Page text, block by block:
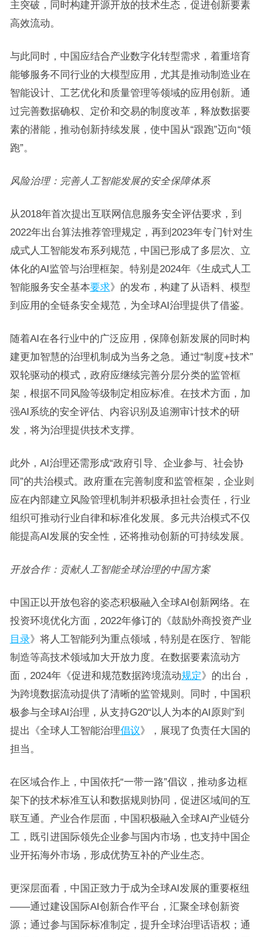
主突破，同时构建开源开放的技术生态，促进创新要素
高效流动。
与此同时，中国应结合产业数字化转型需求，着重培育
能够服务不同行业的大模型应用，尤其是推动制造业在
智能设计、工艺优化和质量管理等领域的应用创新。通
过完善数据确权、定价和交易的制度改革，释放数据要
素的潜能，推动创新持续发展，使中国从“跟跑”迈向“领
跑”。
风险治理：完善人工智能发展的安全保障体系
从2018年首次提出互联网信息服务安全评估要求，到
2022年出台算法推荐管理规定，再到2023年专门针对生
成式人工智能发布系列规范，中国已形成了多层次、立
体化的AI监管与治理框架。特别是2024年《生成式人工
智能服务安全基本要求》的发布，构建了从语料、模型
到应用的全链条安全规范，为全球AI治理提供了借鉴。
随着AI在各行业中的广泛应用，保障创新发展的同时构
建更加智慧的治理机制成为当务之急。通过“制度+技术”
双轮驱动的模式，政府应继续完善分层分类的监管框
架，根据不同风险等级制定相应标准。在技术方面，加
强AI系统的安全评估、内容识别及追溯审计技术的研
发，将为治理提供技术支撑。
此外，AI治理还需形成“政府引导、企业参与、社会协
同”的共治模式。政府重在完善制度和监管框架，企业则
应在内部建立风险管理机制并积极承担社会责任，行业
组织可推动行业自律和标准化发展。多元共治模式不仅
能提高AI发展的安全性，还将推动创新的可持续发展。
开放合作：贡献人工智能全球治理的中国方案
中国正以开放包容的姿态积极融入全球AI创新网络。在
投资环境优化方面，2022年修订的《鼓励外商投资产业
目录》将人工智能列为重点领域，特别是在医疗、智能
制造等高技术领域加大开放力度。在数据要素流动方
面，2024年《促进和规范数据跨境流动规定》的出台，
为跨境数据流动提供了清晰的监管规则。同时，中国积
极参与全球AI治理，从支持G20“以人为本的AI原则”到
提出《全球人工智能治理倡议》，展现了负责任大国的
担当。
在区域合作上，中国依托“一带一路”倡议，推动多边框
架下的技术标准互认和数据规则协同，促进区域间的互
联互通。产业合作层面，中国积极融入全球AI产业链分
工，既引进国际领先企业参与国内市场，也支持中国企
业开拓海外市场，形成优势互补的产业生态。
更深层面看，中国正致力于成为全球AI发展的重要枢纽
——通过建设国际AI创新合作平台，汇聚全球创新资
源；通过参与国际标准制定，提升全球治理话语权；通